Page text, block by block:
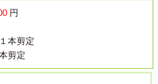
円
本剪定
剪定